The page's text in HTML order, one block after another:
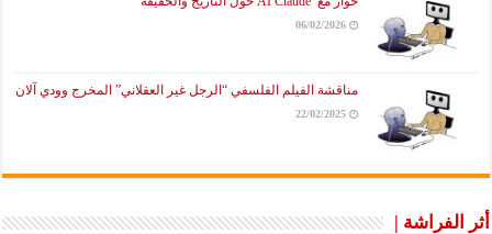
06/02/2026
مناقشة الفيلم الفلسفي “الرجل غير العقلاني” المخرج وودي آلان
22/02/2025
أثر الفراشة |